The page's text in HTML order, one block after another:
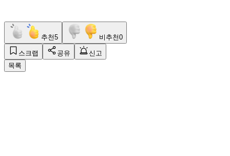
추천5 비추천0
스크랩 공유
신고
목록